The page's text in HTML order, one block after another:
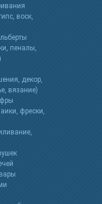
воск,
пеналы,
декор,
вязание)
фрески,